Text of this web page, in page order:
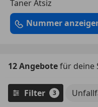
Taner Atsiz
Nummer
12 Angebotefür deine
Filter 3